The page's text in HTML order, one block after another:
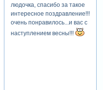
людочка, спасибо за такое
интересное поздравление!!!
очень понравилось...и вас с
наступлением весны!!!